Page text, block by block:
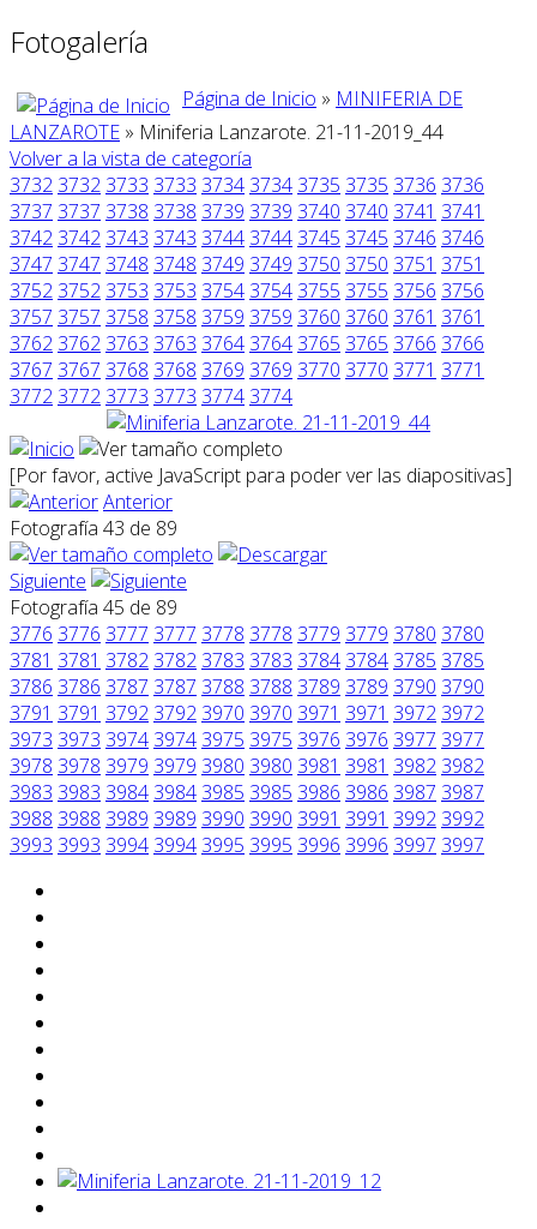
Fotogalería
Página de Inicio » MINIFERIA DE
LANZAROTE » Miniferia Lanzarote. 21-11-2019_44
Volver a la vista de categoría
3732 3732 3733 3733 3734 3734 3735 3735 3736 3736
3737 3737 3738 3738 3739 3739 3740 3740 3741 3741
3742 3742 3743 3743 3744 3744 3745 3745 3746 3746
3747 3747 3748 3748 3749 3749 3750 3750 3751 3751
3752 3752 3753 3753 3754 3754 3755 3755 3756 3756
3757 3757 3758 3758 3759 3759 3760 3760 3761 3761
3762 3762 3763 3763 3764 3764 3765 3765 3766 3766
3767 3767 3768 3768 3769 3769 3770 3770 3771 3771
3772 3772 3773 3773 3774 3774
[Por favor, active JavaScript para poder ver las diapositivas]
Anterior
Fotografía 43 de 89
Siguiente
Fotografía 45 de 89
3776 3776 3777 3777 3778 3778 3779 3779 3780 3780
3781 3781 3782 3782 3783 3783 3784 3784 3785 3785
3786 3786 3787 3787 3788 3788 3789 3789 3790 3790
3791 3791 3792 3792 3970 3970 3971 3971 3972 3972
3973 3973 3974 3974 3975 3975 3976 3976 3977 3977
3978 3978 3979 3979 3980 3980 3981 3981 3982 3982
3983 3983 3984 3984 3985 3985 3986 3986 3987 3987
3988 3988 3989 3989 3990 3990 3991 3991 3992 3992
3993 3993 3994 3994 3995 3995 3996 3996 3997 3997